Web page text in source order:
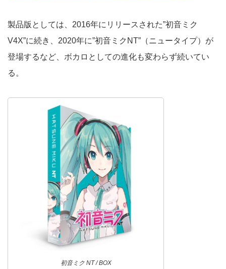
製品版としては、2016年にリリースされた”初音ミク
V4X”に続き、2020年に”初音ミクNT”（ニュータイプ）が
登場するなど、ボカロとしての進化も変わらず続いてい
る。
初音ミク NT / BOX